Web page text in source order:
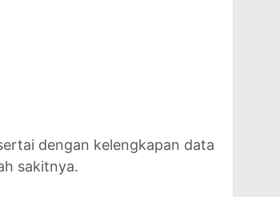
dengan kelengkapan data
sakitnya.